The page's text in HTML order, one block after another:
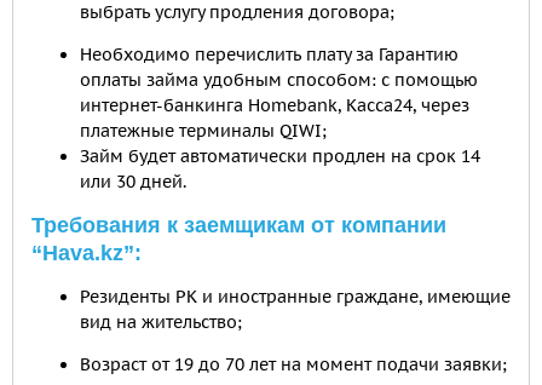
выбрать услугу продления договора;
Необходимо перечислить плату за Гарантию
оплаты займа удобным способом: с помощью
интернет-банкинга Homebank, Касса24, через
платежные терминалы QIWI;
Займ будет автоматически продлен на срок 14
или 30 дней.
Требования к заемщикам от компании
“Hava.kz”:
Резиденты РК и иностранные граждане, имеющие
вид на жительство;
Возраст от 19 до 70 лет на момент подачи заявки;